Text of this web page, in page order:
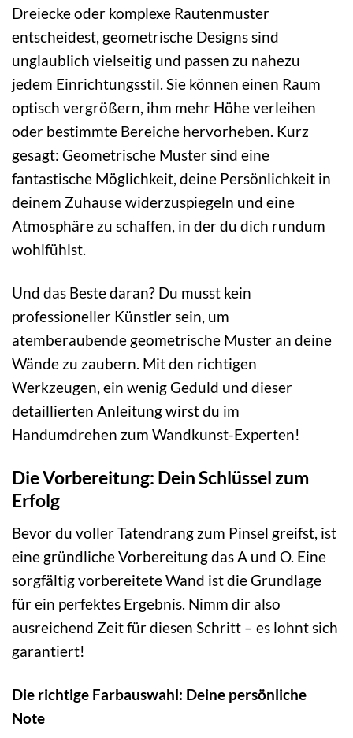
Dreiecke oder komplexe Rautenmuster
entscheidest, geometrische Designs sind
unglaublich vielseitig und passen zu nahezu
jedem Einrichtungsstil. Sie können einen Raum
optisch vergrößern, ihm mehr Höhe verleihen
oder bestimmte Bereiche hervorheben. Kurz
gesagt: Geometrische Muster sind eine
fantastische Möglichkeit, deine Persönlichkeit in
deinem Zuhause widerzuspiegeln und eine
Atmosphäre zu schaffen, in der du dich rundum
wohlfühlst.
Und das Beste daran? Du musst kein
professioneller Künstler sein, um
atemberaubende geometrische Muster an deine
Wände zu zaubern. Mit den richtigen
Werkzeugen, ein wenig Geduld und dieser
detaillierten Anleitung wirst du im
Handumdrehen zum Wandkunst-Experten!
Die Vorbereitung: Dein Schlüssel zum
Erfolg
Bevor du voller Tatendrang zum Pinsel greifst, ist
eine gründliche Vorbereitung das A und O. Eine
sorgfältig vorbereitete Wand ist die Grundlage
für ein perfektes Ergebnis. Nimm dir also
ausreichend Zeit für diesen Schritt – es lohnt sich
garantiert!
Die richtige Farbauswahl: Deine persönliche
Note